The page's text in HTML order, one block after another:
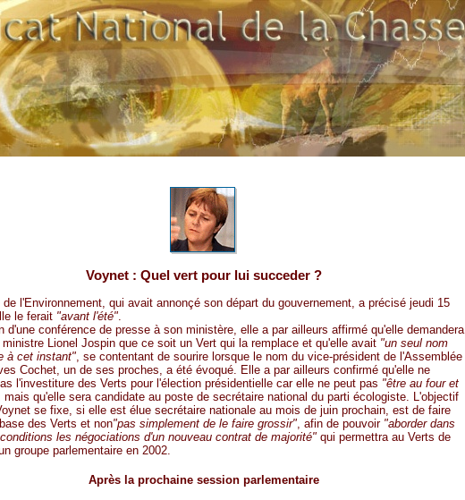
Voynet : Quel vert pour lui succeder ?
de l'Environnement, qui avait annonçé son départ du gouvernement, a précisé jeudi 15
le ferait "avant l'été".
d'une conférence de presse à son ministère, elle a par ailleurs affirmé qu'elle demandera
Lionel Jospin que ce soit un Vert qui la remplace et qu'elle avait "un seul nom
à cet instant", se contentant de sourire lorsque le nom du vice-président de l'Assemblée
Cochet, un de ses proches, a été évoqué. Elle a par ailleurs confirmé qu'elle ne
l'investiture des Verts pour l'élection présidentielle car elle ne peut pas "être au four et
mais qu'elle sera candidate au poste de secrétaire national du parti écologiste. L'objectif
se fixe, si elle est élue secrétaire nationale au mois de juin prochain, est de faire
des Verts et non"pas simplement de le faire grossir", afin de pouvoir "aborder dans
les négociations d'un nouveau contrat de majorité" qui permettra au Verts de
groupe parlementaire en 2002.
Après la prochaine session parlementaire